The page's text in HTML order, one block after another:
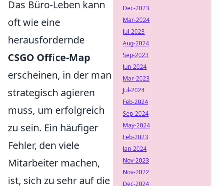
Das Büro-Leben kann
oft wie eine
herausfordernde
CSGO Office-Map
erscheinen, in der man
strategisch agieren
muss, um erfolgreich
zu sein. Ein häufiger
Fehler, den viele
Mitarbeiter machen,
ist, sich zu sehr auf die
Dec-2023
Mar-2024
Jul-2023
Aug-2024
Sep-2023
Jun-2024
Mar-2023
Jul-2024
Feb-2024
Sep-2024
May-2024
Feb-2023
Jan-2024
Nov-2023
Nov-2022
Dec-2024